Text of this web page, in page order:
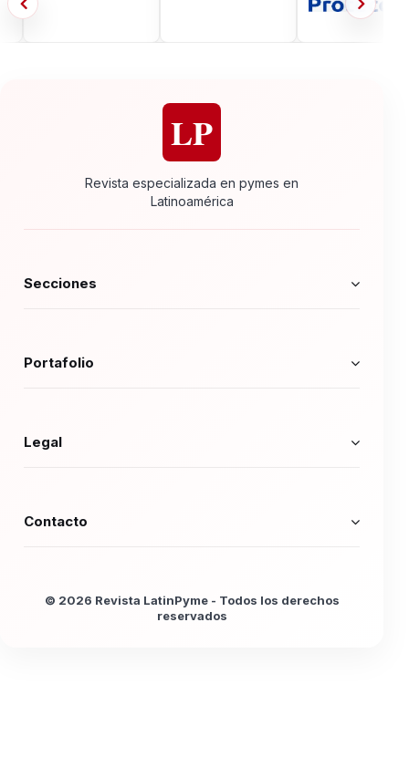
LP
Revista especializada en pymes en
Latinoamérica
Secciones
Portafolio
Legal
Contacto
© 2026 Revista LatinPyme - Todos los derechos
reservados